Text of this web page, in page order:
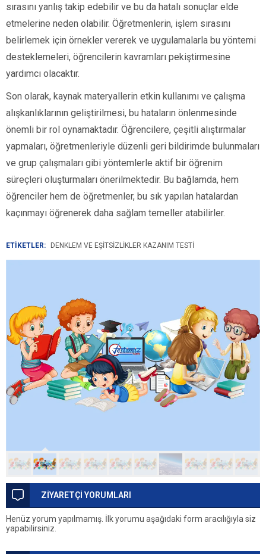
sırasını yanlış takip edebilir ve bu da hatalı sonuçlar elde
etmelerine neden olabilir. Öğretmenlerin, işlem sırasını
belirlemek için örnekler vererek ve uygulamalarla bu yöntemi
desteklemeleri, öğrencilerin kavramları pekiştirmesine
yardımcı olacaktır.
Son olarak, kaynak materyallerin etkin kullanımı ve çalışma
alışkanlıklarının geliştirilmesi, bu hataların önlenmesinde
önemli bir rol oynamaktadır. Öğrencilere, çeşitli alıştırmalar
yapmaları, öğretmenleriyle düzenli geri bildirimde bulunmaları
ve grup çalışmaları gibi yöntemlerle aktif bir öğrenim
süreçleri oluşturmaları önerilmektedir. Bu bağlamda, hem
öğrenciler hem de öğretmenler, bu sık yapılan hatalardan
kaçınmayı öğrenerek daha sağlam temeller atabilirler.
ETİKETLER: DENKLEM VE EŞITSIZLIKLER KAZANIM TESTI
ZİYARETÇİ YORUMLARI
Henüz yorum yapılmamış. İlk yorumu aşağıdaki form aracılığıyla siz
yapabilirsiniz.